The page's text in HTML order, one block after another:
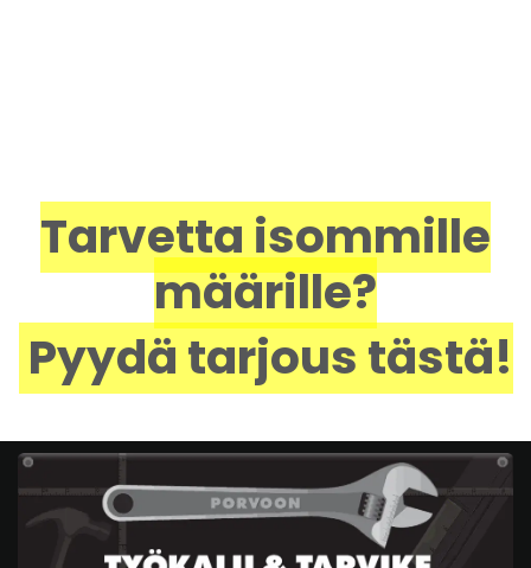
Tarvetta isommille
määrille?
Pyydä tarjous tästä!